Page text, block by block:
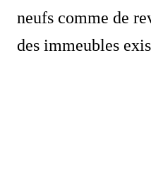
neufs comme de
des immeubles